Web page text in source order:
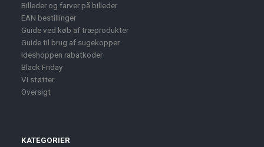
Billeder og farver på billeder
EAN bestillinger
Guide ved køb af træprodukter
Guide til brug af sugekopper
Ideshoppen rabatkoder
Black Friday
Vi støtter
Oversigt
KATEGORIER